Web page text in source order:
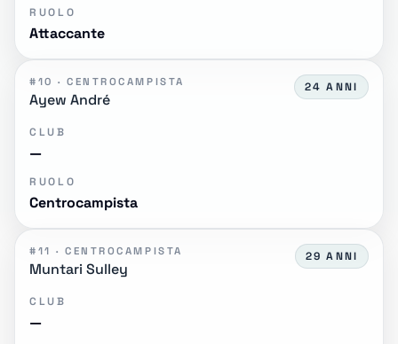
RUOLO
Attaccante
#10 · CENTROCAMPISTA
Ayew André
24 ANNI
CLUB
—
RUOLO
Centrocampista
#11 · CENTROCAMPISTA
Muntari Sulley
29 ANNI
CLUB
—